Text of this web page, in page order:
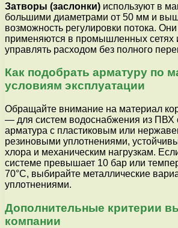
Затворы (заслонки) используют в
большими диаметрами от 50 мм и
возможность регулировки потока.
применяются в промышленных сетях
управлять расходом без полного
Как подобрать арматуру по
условиям эксплуатации
Обращайте внимание на материал
— для систем водоснабжения из ПВХ
арматура с пластиковым или
резиновыми уплотнениями,
хлора и механическим нагрузкам.
системе превышает 10 бар или
70°С, выбирайте металлические
уплотнениями.
Дополнительные критерии
компании